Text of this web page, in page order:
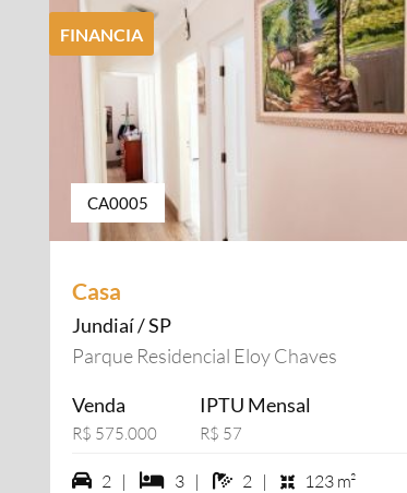
FINANCIA
CA0005
Casa
Jundiaí / SP
Parque Residencial Eloy Chaves
Venda
R$ 575.000
IPTU Mensal
R$ 57
2 vagas na garagem
2 | 3 dormiórios
3 | 2 banheiros
2 | 123 m²